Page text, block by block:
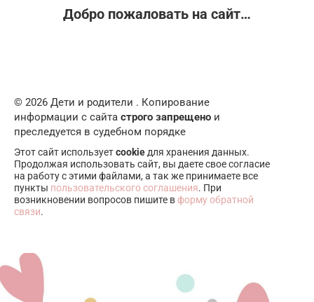
Добро пожаловать на сайт…
© 2026 Дети и родители . Копирование
информации с сайта строго запрещено и
преследуется в судебном порядке
Этот сайт используетcookie для хранения данных.
Продолжая использовать сайт, вы даете свое согласие
на работу с этими файлами, а так же принимаете все
пункты пользовательского соглашения. При
возникновении вопросов пишите вформу обратной
связи.